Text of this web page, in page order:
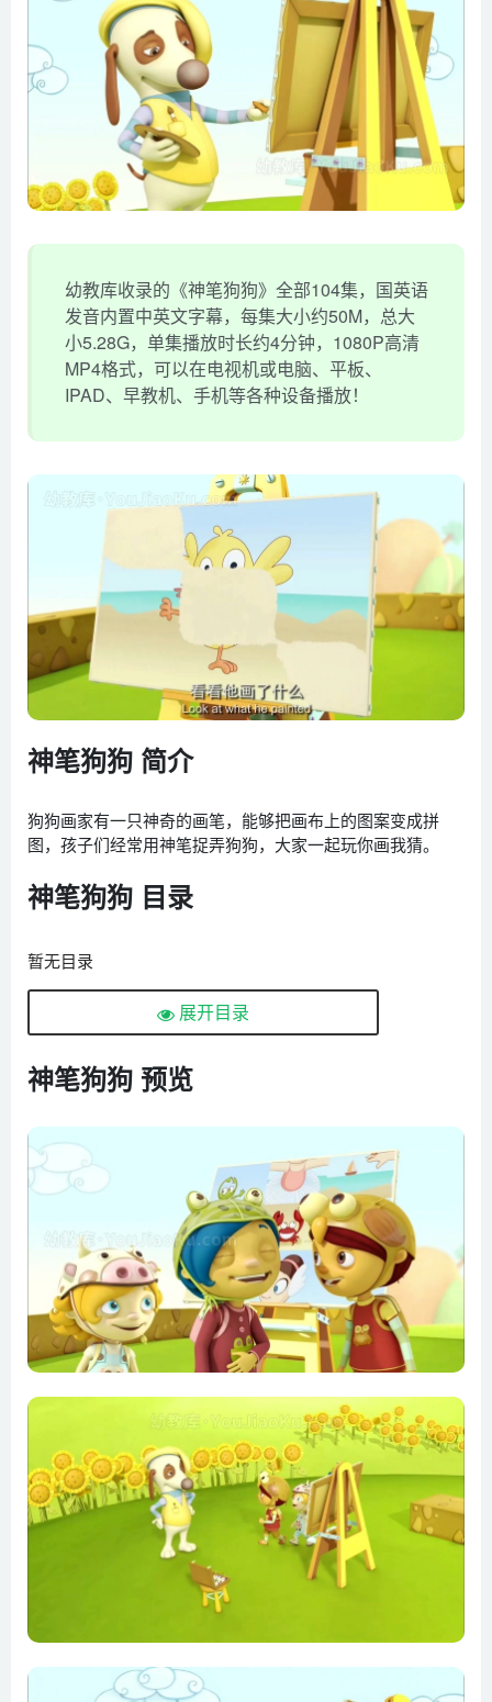
幼教库收录的《神笔狗狗》全部104集，国英语
发音内置中英文字幕，每集大小约50M，总大
小5.28G，单集播放时长约4分钟，1080P高清
MP4格式，可以在电视机或电脑、平板、
IPAD、早教机、手机等各种设备播放！
神笔狗狗 简介
狗狗画家有一只神奇的画笔，能够把画布上的图案变成拼
图，孩子们经常用神笔捉弄狗狗，大家一起玩你画我猜。
神笔狗狗 目录
暂无目录
展开目录
神笔狗狗 预览